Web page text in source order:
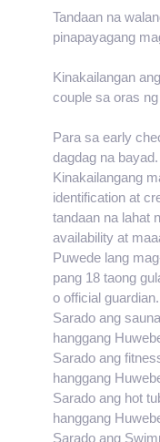
Tandaan na
pinapayagang
Kinakailangan
couple sa oras
Para sa early
dagdag na bayad.
Kinakailangang
identification at
tandaan na lahat
availability at
Puwede lang
pang 18 taong
o official guardian.
Sarado ang
hanggang
Sarado ang
hanggang
Sarado ang hot
hanggang
Sarado ang